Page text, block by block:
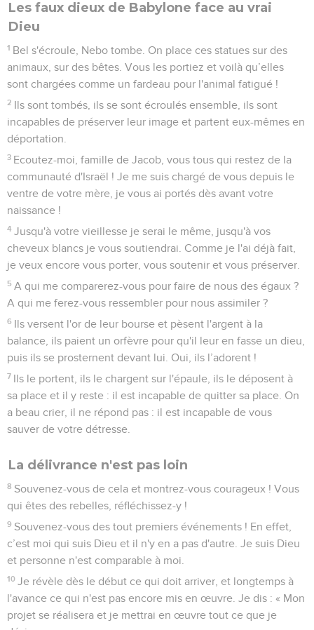
Les faux dieux de Babylone face au vrai
Dieu
1 Bel s'écroule, Nebo tombe. On place ces statues sur des
animaux, sur des bêtes. Vous les portiez et voilà qu’elles
sont chargées comme un fardeau pour l'animal fatigué !
2 Ils sont tombés, ils se sont écroulés ensemble, ils sont
incapables de préserver leur image et partent eux-mêmes en
déportation.
3 Ecoutez-moi, famille de Jacob, vous tous qui restez de la
communauté d'Israël ! Je me suis chargé de vous depuis le
ventre de votre mère, je vous ai portés dès avant votre
naissance !
4 Jusqu'à votre vieillesse je serai le même, jusqu'à vos
cheveux blancs je vous soutiendrai. Comme je l'ai déjà fait,
je veux encore vous porter, vous soutenir et vous préserver.
5 A qui me comparerez-vous pour faire de nous des égaux ?
A qui me ferez-vous ressembler pour nous assimiler ?
6 Ils versent l'or de leur bourse et pèsent l'argent à la
balance, ils paient un orfèvre pour qu'il leur en fasse un dieu,
puis ils se prosternent devant lui. Oui, ils l’adorent !
7 Ils le portent, ils le chargent sur l'épaule, ils le déposent à
sa place et il y reste : il est incapable de quitter sa place. On
a beau crier, il ne répond pas : il est incapable de vous
sauver de votre détresse.
La délivrance n'est pas loin
8 Souvenez-vous de cela et montrez-vous courageux ! Vous
qui êtes des rebelles, réfléchissez-y !
9 Souvenez-vous des tout premiers événements ! En effet,
c’est moi qui suis Dieu et il n'y en a pas d'autre. Je suis Dieu
et personne n'est comparable à moi.
10 Je révèle dès le début ce qui doit arriver, et longtemps à
l'avance ce qui n'est pas encore mis en œuvre. Je dis : « Mon
projet se réalisera et je mettrai en œuvre tout ce que je